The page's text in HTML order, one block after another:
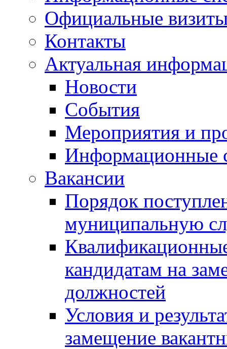
Официальные
Контакты
Актуальная
Новости
События
Мероприятия и
Информационные
Вакансии
Порядок
муниципальную
кандидатам на
должностей
Условия и
замещение